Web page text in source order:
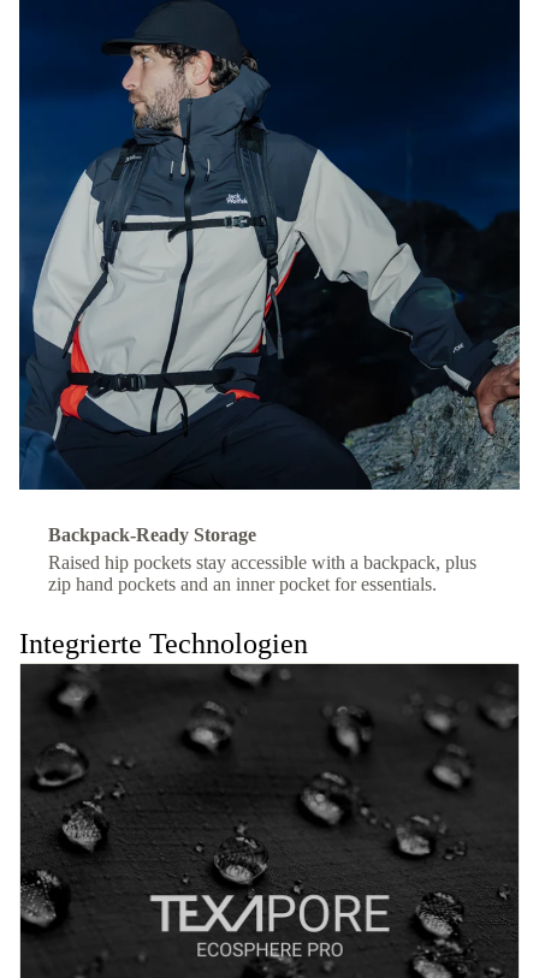
Backpack-Ready Storage
Raised hip pockets stay accessible with a backpack, plus
zip hand pockets and an inner pocket for essentials.
Integrierte Technologien